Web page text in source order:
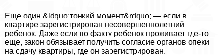
Еще один &ldquo;тонкий момент&rdquo; — если в
квартире зарегистрирован несовершеннолетний
ребенок. Даже если по факту ребенок проживает где-то
еще, закон обязывает получить согласие органов опеки
на сдачу квартиры, где он зарегистрирован.